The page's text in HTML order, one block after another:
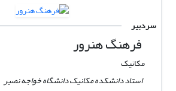
سردبیر
فرهنگ هنرور
مکانیک
استاد دانشکده مکانیک دانشگاه خواجه نصیر